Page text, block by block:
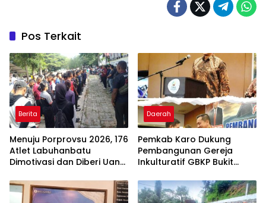
Pos Terkait
Berita
Menuju Porprovsu 2026, 176
Atlet Labuhanbatu
Dimotivasi dan Diberi Uang
Daerah
Pemkab Karo Dukung
Pembangunan Gereja
Inkulturatif GBKP Bukit